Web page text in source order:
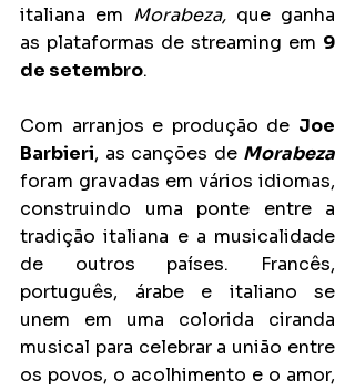
italiana em Morabeza, que ganha
as plataformas de streaming em 9
de setembro.
Com arranjos e produção de Joe
Barbieri, as canções de Morabeza
foram gravadas em vários idiomas,
construindo uma ponte entre a
tradição italiana e a musicalidade
de outros países. Francês,
português, árabe e italiano se
unem em uma colorida ciranda
musical para celebrar a união entre
os povos, o acolhimento e o amor,